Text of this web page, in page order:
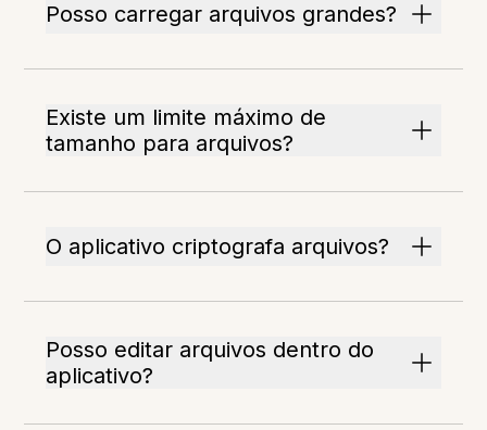
Posso carregar arquivos grandes?
Existe um limite máximo de
tamanho para arquivos?
O aplicativo criptografa arquivos?
Posso editar arquivos dentro do
aplicativo?